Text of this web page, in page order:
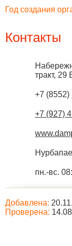
Год создания
Контакты
тракт, 29
+7 (8552)
+7 (927)
пн.-вс.
Добавлена:
Проверена: